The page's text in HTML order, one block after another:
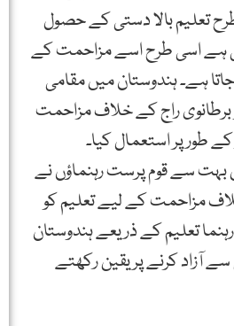
تعلیم بالا دستی کے حصول
ہے اسی طرح اسے مزاحمت کے
ہے۔ ہندوستان میں مقامی
برطانوی راج کے خلاف مزاحمت
طور پر استعمال کیا۔
بہت سے قوم پرست رہنماؤں نے
مزاحمت کے لیے تعلیم کو
تعلیم کے ذریعے ہندوستان
آزاد کرنے پر یقین رکھتے